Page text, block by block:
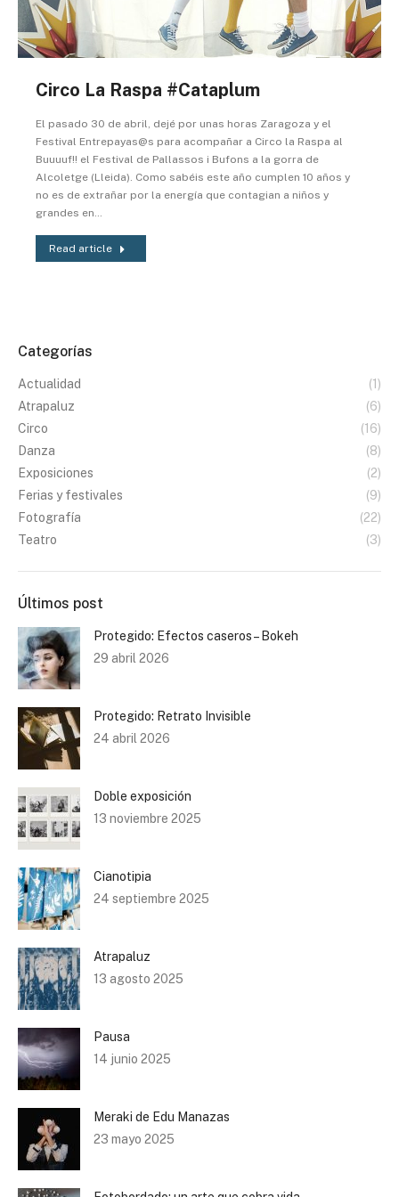
Circo La Raspa #Cataplum
El pasado 30 de abril, dejé por unas horas Zaragoza y el
Festival Entrepayas@s para acompañar a Circo la Raspa al
Buuuuf!! el Festival de Pallassos i Bufons a la gorra de
Alcoletge (Lleida). Como sabéis este año cumplen 10 años y
no es de extrañar por la energía que contagian a niños y
grandes en…
Read article
Categorías
Actualidad
(1)
Atrapaluz
(6)
Circo
(16)
Danza
(8)
Exposiciones
(2)
Ferias y festivales
(9)
Fotografía
(22)
Teatro
(3)
Últimos post
Protegido: Efectos caseros – Bokeh
29 abril 2026
Protegido: Retrato Invisible
24 abril 2026
Doble exposición
13 noviembre 2025
Cianotipia
24 septiembre 2025
Atrapaluz
13 agosto 2025
Pausa
14 junio 2025
Meraki de Edu Manazas
23 mayo 2025